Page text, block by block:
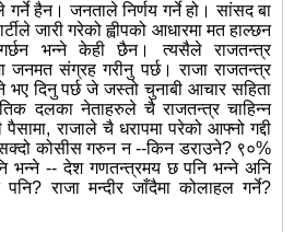
गर्ने हैन। जनताले निर्णय गर्ने हो। सांसद बा
जारी गरेको ह्वीपको आधारमा मत हाल्छन
भन्ने केही छैन। त्यसैले राजतन्त्र
जनमत संग्रह गरीनु पर्छ। राजा राजतन्त्र
भए दिनु पर्छ जे जस्तो चुनाबी आचार सहिता
दलका नेताहरुले चै राजतन्त्र चाहिन्न
राजाले चै धरापमा परेको आफ्नो गद्दी
कोसीस गरुन न --किन डराउने? ९०%
भन्ने -- देश गणतन्त्रमय छ पनि भन्ने अनि
राजा मन्दीर जाँदैमा कोलाहल गर्ने?